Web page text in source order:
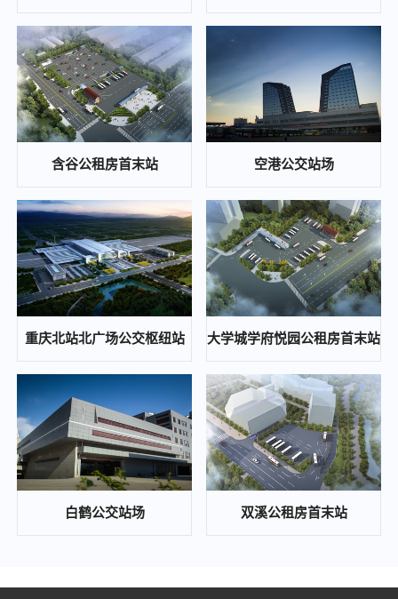
2025-01-21
招标公告曹家湾公交站场项目施工招标公告
2024-11-22
重庆东站片区次支路网项目黄明路燃气管道改造工程安全评估 比选公告
2024-11-22
2024-11-20
重庆通邑保安服务有限公司2024年度保安人员工作服（含轨道安检工作服）采购服务（第二次）比选邀请公告
2024-10-12
重庆东站铁路综合交通枢纽高铁新经济区基础设施工程(开成路兴塘路拓宽及东延伸段、东侧集散通道)一期景观绿化工程、交通工程、照明工程第三方检测中(选)标候选人公示
2024-10-12
重庆通邑智慧城市运营管理有限公司公司办公室局部改造项目比选公告
2024-10-12
歇马、木耳等公交站场项目配电工程中(选)标候选人公示
2024-10-08
重庆东站铁路综合交通枢纽高铁新经济区基础设施工程（开成路、兴塘路拓宽及东延伸段、东侧集散通道）一期景观绿化工程、交通工程、照明工程第三方检测 答疑补遗通知
2024-09-26
通邑保安培训基地食堂食材配送比选邀请公告
2024-09-23
2024-09-23
含谷公租房首末站 空港公交站场
重庆北站北广场公交枢纽站 大学城学府悦园公租房首末站
白鹤公交站场 双溪公租房首末站